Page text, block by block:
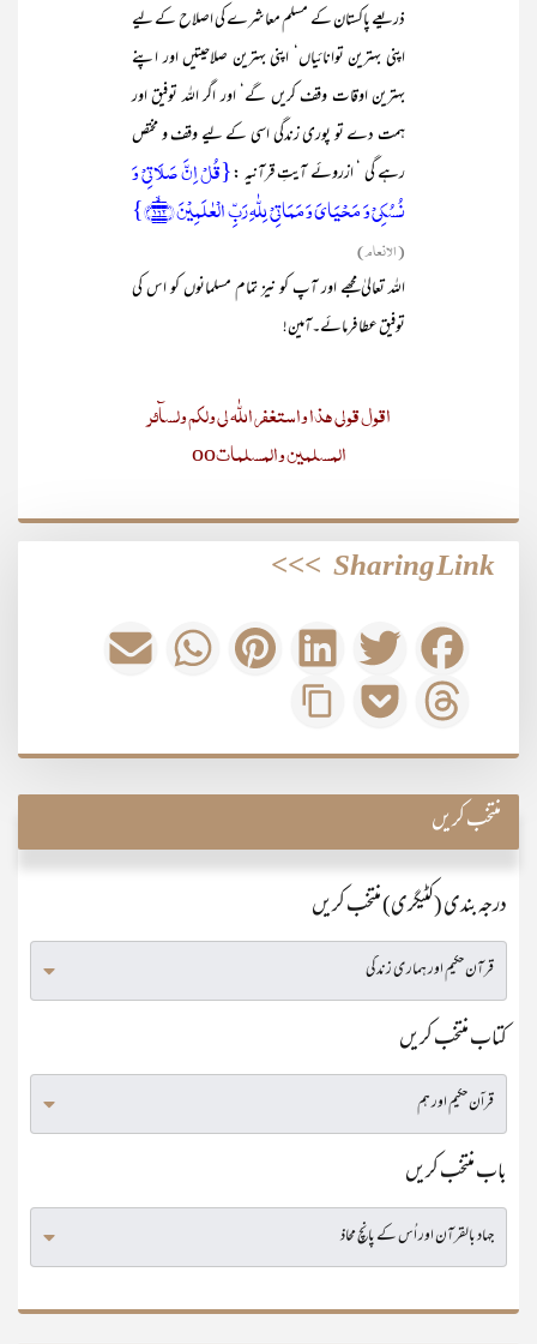
ذریعے پاکستان کے مسلم معاشرے کی اصلاح کے لیے
اپنی بہترین توانائیاں‘ اپنی بہترین صلاحیتیں اور اپنے
بہترین اوقات وقف کریں گے‘ اور اگر اللہ توفیق اور
ہمت دے تو پوری زندگی اسی کے لیے وقف و مختص
رہے گی ‘ ازروئے آیتِ قرآنیہ :{قُلۡ اِنَّ صَلَاتِیۡ وَ
نُسُکِیۡ وَ مَحۡیَایَ وَ مَمَاتِیۡ لِلّٰہِ رَبِّ الۡعٰلَمِیۡنَ ﴿۱۶۲﴾ۙ}
(الانعام)
اللہ تعالیٰ مجھے اور آپ کو نیز تمام مسلمانوں کو اس کی
توفیق عطا فرمائے۔آمین!
اقول قولی ہذا واستغفر اللّٰہ لی ولکم ولسآئر
المسلمین والمسلماتoo
Sharing Link
>>>
منتخب کریں
درجہ بندی (کٹیگری) منتخب کریں
کتاب منتخب کریں
باب منتخب کریں